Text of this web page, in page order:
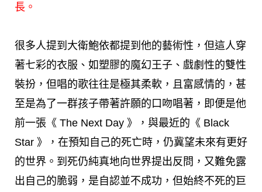
長。
很多人提到大衛鮑依都提到他的藝術性，但這人穿
著七彩的衣服、如塑膠的魔幻王子、戲劇性的雙性
裝扮，但唱的歌往往是極其柔軟，且富感情的，甚
至是為了一群孩子帶著許願的口吻唱著，即便是他
前一張《 The Next Day 》，與最近的《 Black
Star 》，在預知自己的死亡時，仍冀望未來有更好
的世界。到死仍純真地向世界提出反問，又難免露
出自己的脆弱，是自認並不成功，但始終不死的巨